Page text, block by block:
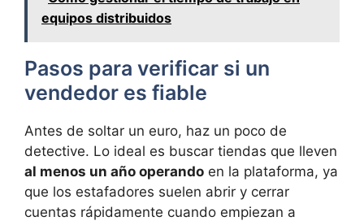
equipos distribuidos
Pasos para verificar si un
vendedor es fiable
Antes de soltar un euro, haz un poco de
detective. Lo ideal es buscar tiendas que lleven
al menos un año operando en la plataforma, ya
que los estafadores suelen abrir y cerrar
cuentas rápidamente cuando empiezan a